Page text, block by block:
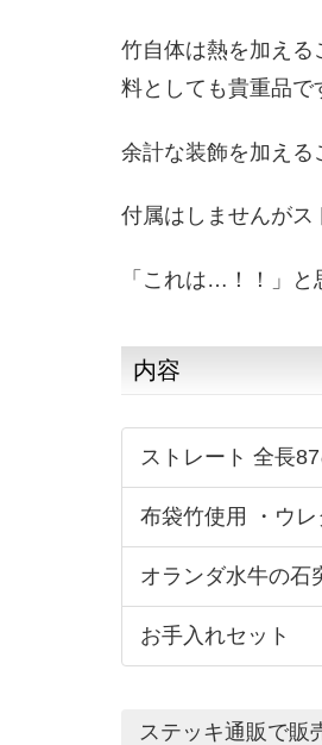
竹自体は熱を加え
料としても貴重品で
余計な装飾を加える
付属はしませんが
「これは…！！」
内容
ストレート 全長
布袋竹使用 ・ウ
オランダ水牛の石
お手入れセット
ステッキ通販で販